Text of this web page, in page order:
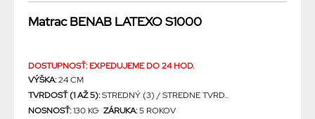
Matrac BENAB LATEXO S1000
DOSTUPNOSŤ: EXPEDUJEME DO 24 HOD.
VÝŠKA:24 CM
TVRDOSŤ (1 AŽ 5):STREDNÝ (3) / STREDNE TVRD...
NOSNOSŤ:130 KG ZÁRUKA:5 ROKOV